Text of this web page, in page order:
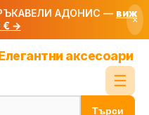
АДОНИС — виж
€ →
×
аксесоари
☰
Търси